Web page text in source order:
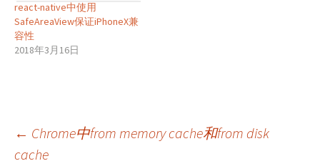
react-native中使用
SafeAreaView保证iPhoneX兼
容性
2018年3月16日
文
← Chrome中from memory cache和from disk
cache